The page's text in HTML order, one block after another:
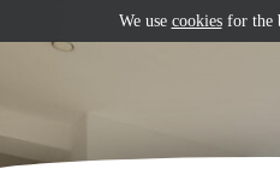
We use cookiesfor the